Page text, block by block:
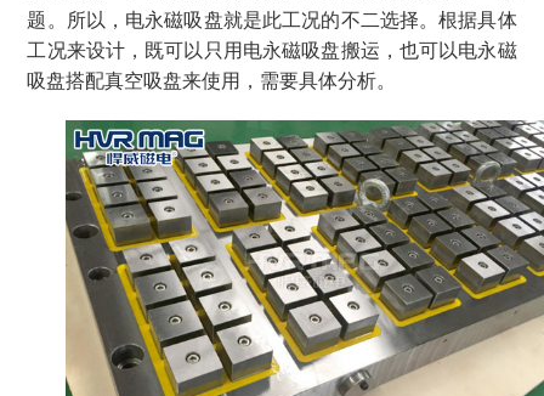
题。所以，电永磁吸盘就是此工况的不二选择。根据具体
工况来设计，既可以只用电永磁吸盘搬运，也可以电永磁
吸盘搭配真空吸盘来使用，需要具体分析。